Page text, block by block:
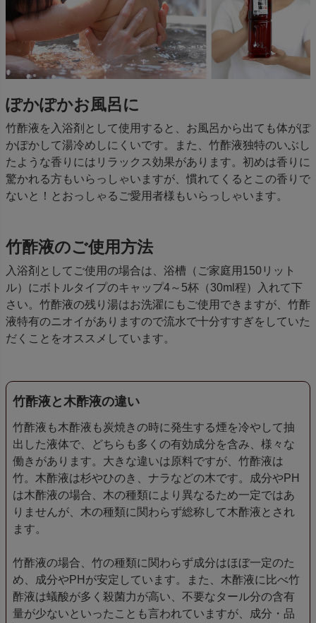
ぽかぽかお風呂に
竹酢液を入浴剤として使用すると、お風呂から出ても体がぽ
かぽかして湯冷めしにくいです。また、竹酢液独特のいぶし
たような香りにはリラックス効果があります。初めは香りに
驚かれる方もいらっしゃいますが、慣れてくるとこの香りで
ないと！とおっしゃるご愛用者様もいらっしゃいます。
竹酢液のご使用方法
入浴剤としてご使用の場合は、浴槽（ご家庭用150リット
ル）にボトルタイプのキャップ4～5杯（30ml程）入れて下
さい。竹酢液の残り湯はお洗濯にもご使用できますが、竹酢
液特有のニオイがありますので流水で十分すすぎをしていた
だくことをオススメしています。
竹酢液と木酢液の違い
竹酢液も木酢液も炭焼きの時に発生する煙を冷やして抽
出した液体で、どちらも多くの有効成分を含み、様々な
働きがあります。大きな違いは原料ですが、竹酢液は
竹。木酢液は杉やひのき、ナラなどの木です。成分やPH
は木酢液の場合、木の種類により異なるため一定ではあ
りませんが、木の種類に関わらず総称して木酢液とされ
ます。
竹酢液の場合、竹の種類に関わらず成分はほぼ一定のた
め、成分やPHが安定しています。また、木酢液に比べ竹
酢液は蟻酸が多く殺菌力が高い、不要なタール分の含有
量が少ないといったことも言われていますが、成分・品